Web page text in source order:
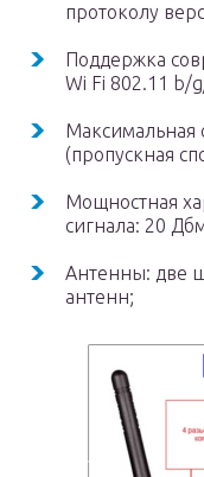
протоколу
Поддержка
Wi Fi 802.11 b/
Максимальная
(пропускная
Мощностная
сигнала: 20
Антенны: две
антенн;